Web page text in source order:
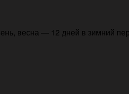
весна — 12 дней в зимний